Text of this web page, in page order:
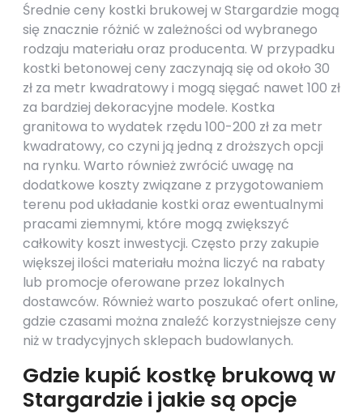
Średnie ceny kostki brukowej w Stargardzie mogą
się znacznie różnić w zależności od wybranego
rodzaju materiału oraz producenta. W przypadku
kostki betonowej ceny zaczynają się od około 30
zł za metr kwadratowy i mogą sięgać nawet 100 zł
za bardziej dekoracyjne modele. Kostka
granitowa to wydatek rzędu 100-200 zł za metr
kwadratowy, co czyni ją jedną z droższych opcji
na rynku. Warto również zwrócić uwagę na
dodatkowe koszty związane z przygotowaniem
terenu pod układanie kostki oraz ewentualnymi
pracami ziemnymi, które mogą zwiększyć
całkowity koszt inwestycji. Często przy zakupie
większej ilości materiału można liczyć na rabaty
lub promocje oferowane przez lokalnych
dostawców. Również warto poszukać ofert online,
gdzie czasami można znaleźć korzystniejsze ceny
niż w tradycyjnych sklepach budowlanych.
Gdzie kupić kostkę brukową w
Stargardzie i jakie są opcje